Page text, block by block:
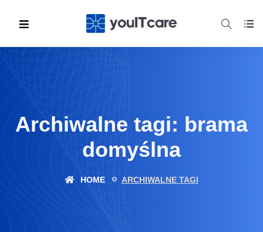
Archiwalne tagi: brama
domyślna
HOME ARCHIWALNE TAGI